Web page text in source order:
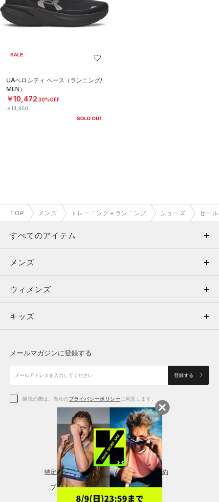
SALE
UAベロシティ ペース（ランニング/
MEN）
￥10,472 30%OFF
￥14,960
SOLD OUT
TOP メンズ トレーニング＋ランニング シューズ セール
すべてのアイテム
メンズ
ウィメンズ
キッズ
アクセサリー
メンズ
トップス
ボトムス
アクセサリー
ウィメンズ
トップス
シューズ
アクセサリー
レギンス＆タイツ
キッズ
シューズ
メールマガジンに登録する
登録する
購読の際は、当社のプライバシーポリシーに同意します。
特定商取引法に基づく通販の表記 会員規約
プライバシーポリシー